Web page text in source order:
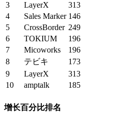
3
LayerX 313
4
Sales Marker 146
5
CrossBorder 249
6
TOKIUM 196
7
Micoworks 196
8
テビキ 173
9
LayerX 313
10
amptalk 185
增长百分比排名